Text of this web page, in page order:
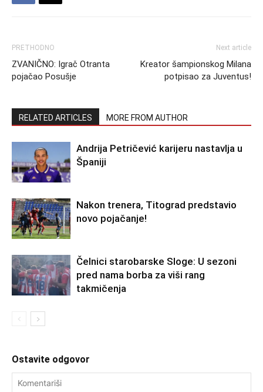
PRETHODNO
ZVANIČNO: Igrač Otranta
pojačao Posušje
Next article
Kreator šampionskog Milana
potpisao za Juventus!
RELATED ARTICLES MORE FROM AUTHOR
Andrija Petričević karijeru nastavlja u
Španiji
Nakon trenera, Titograd predstavio
novo pojačanje!
Čelnici starobarske Sloge: U sezoni
pred nama borba za viši rang
takmičenja
Ostavite odgovor